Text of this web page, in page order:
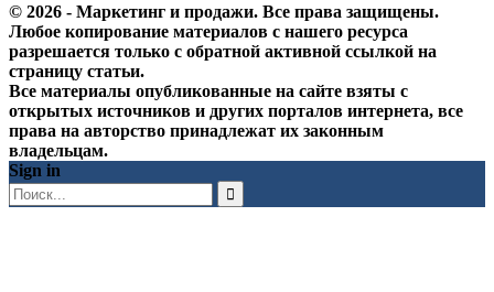
© 2026 - Маркетинг и продажи. Все права защищены.
Любое копирование материалов с нашего ресурса
разрешается только с обратной активной ссылкой на
страницу статьи.
Все материалы опубликованные на сайте взяты с
открытых источников и других порталов интернета, все
права на авторство принадлежат их законным
владельцам.
Sign in